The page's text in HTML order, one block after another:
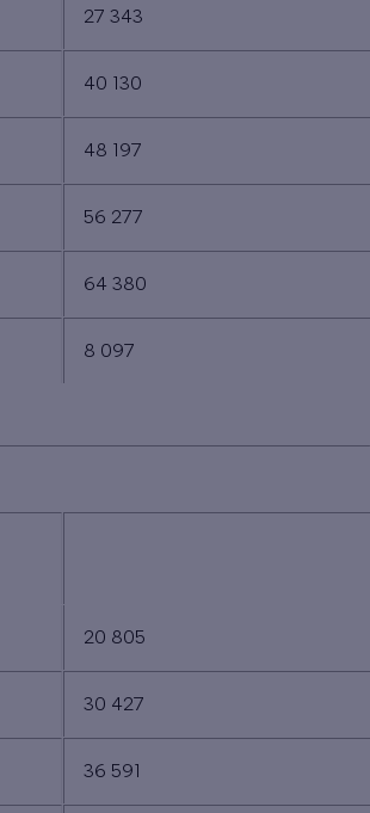
27 343
40 130
48 197
56 277
64 380
8 097
20 805
30 427
36 591